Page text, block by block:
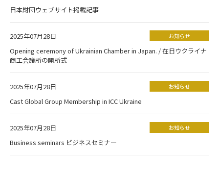
日本財団ウェブサイト掲載記事
2025年07月28日 お知らせ
Opening ceremony of Ukrainian Chamber in Japan. / 在日ウクライナ
商工会議所の開所式
2025年07月28日 お知らせ
Cast Global Group Membership in ICC Ukraine
2025年07月28日 お知らせ
Business seminars ビジネスセミナー